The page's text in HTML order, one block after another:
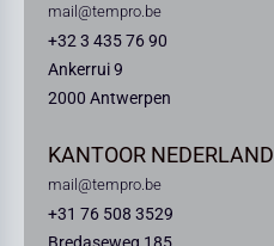
mail@tempro.be
+32 3 435 76 90
Ankerrui 9
2000 Antwerpen
KANTOOR NEDERLAND
mail@tempro.be
+31 76 508 3529